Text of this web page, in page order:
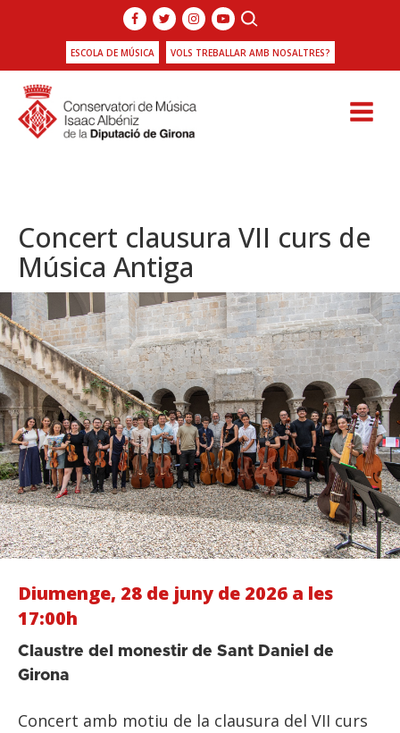
ESCOLA DE MÚSICA VOLS TREBALLAR AMB NOSALTRES?
Concert clausura VII curs de
Música Antiga
Diumenge, 28 de juny de 2026 a les
17:00h
Claustre del monestir de Sant Daniel de
Girona
Concert amb motiu de la clausura del VII curs